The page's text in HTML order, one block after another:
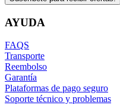
AYUDA
FAQS
Transporte
Reembolso
Garantía
Plataformas de pago seguro
Soporte técnico y problemas